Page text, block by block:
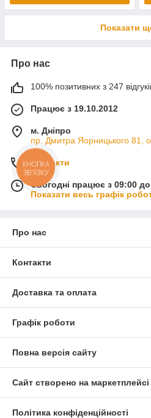
Показати
Про нас
100% позитивних з 247
Працює з 19.10.2012
м. Дніпро
пр. Дмитра Яорницького 81,
Контакти
Сьогодні працює з 09:00
Показати весь графік
Про нас
Контакти
Доставка та оплата
Графік роботи
Повна версія сайту
Сайт створено на маркетплейсі
Політика конфіденційності
КНОПКА
ЗВ'ЯЗКУ